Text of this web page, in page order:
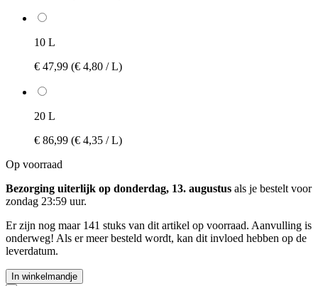
10 L
€ 47,99 (€ 4,80 / L)
20 L
€ 86,99 (€ 4,35 / L)
Op voorraad
Bezorging uiterlijk op donderdag, 13. augustus als je bestelt voor
zondag 23:59 uur.
Er zijn nog maar 141 stuks van dit artikel op voorraad. Aanvulling is
onderweg! Als er meer besteld wordt, kan dit invloed hebben op de
leverdatum.
In winkelmandje